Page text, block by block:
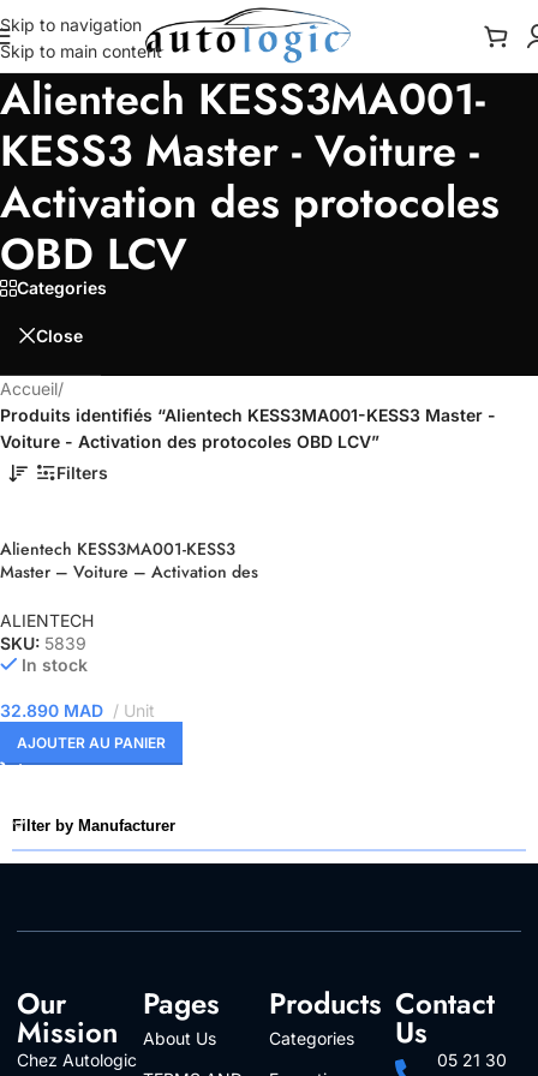
Skip to navigation
Skip to main content
Alientech KESS3MA001-
KESS3 Master - Voiture -
Activation des protocoles
OBD LCV
Categories
Close
Filter by Manufacturer
Accueil/
Produits identifiés “Alientech KESS3MA001-KESS3 Master -
Voiture - Activation des protocoles OBD LCV”
Filters
Alientech KESS3MA001-KESS3
Master – Voiture – Activation des
ALIENTECH
SKU: 5839
In stock
32.890 MAD Unit
AJOUTER AU PANIER
Our
Mission
Chez Autologic
Pages
About Us
Products
Categories
Contact
Us
05 21 30